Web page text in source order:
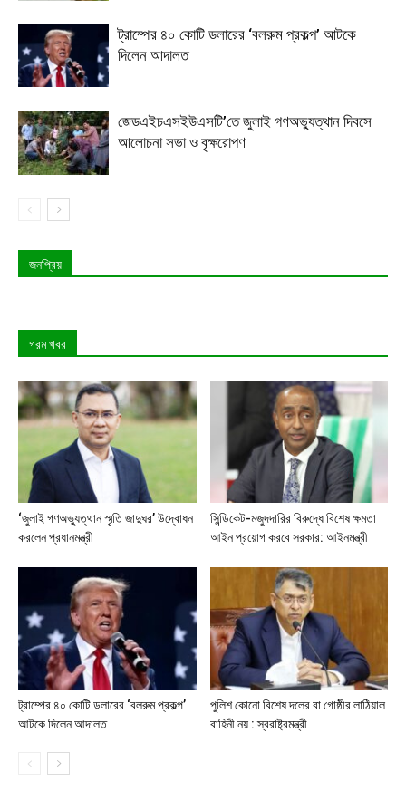
ট্রাম্পের ৪০ কোটি ডলারের ‘বলরুম প্রকল্প’ আটকে
দিলেন আদালত
জেডএইচএসইউএসটি’তে জুলাই গণঅভ্যুত্থান দিবসে
আলোচনা সভা ও বৃক্ষরোপণ
জনপ্রিয়
গরম খবর
‘জুলাই গণঅভ্যুত্থান স্মৃতি জাদুঘর’ উদ্বোধন
করলেন প্রধানমন্ত্রী
সিন্ডিকেট-মজুদদারির বিরুদ্ধে বিশেষ ক্ষমতা
আইন প্রয়োগ করবে সরকার: আইনমন্ত্রী
ট্রাম্পের ৪০ কোটি ডলারের ‘বলরুম প্রকল্প’
আটকে দিলেন আদালত
পুলিশ কোনো বিশেষ দলের বা গোষ্ঠীর লাঠিয়াল
বাহিনী নয় : স্বরাষ্ট্রমন্ত্রী